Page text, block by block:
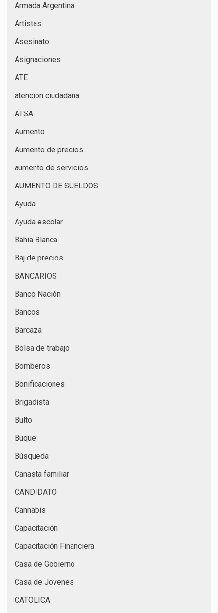
Armada Argentina
Artistas
Asesinato
Asignaciones
ATE
atencion ciudadana
ATSA
Aumento
Aumento de precios
aumento de servicios
AUMENTO DE SUELDOS
Ayuda
Ayuda escolar
Bahia Blanca
Baj de precios
BANCARIOS
Banco Nación
Bancos
Barcaza
Bolsa de trabajo
Bomberos
Bonificaciones
Brigadista
Bulto
Buque
Búsqueda
Canasta familiar
CANDIDATO
Cannabis
Capacitación
Capacitación Financiera
Casa de Gobierno
Casa de Jovenes
CATOLICA